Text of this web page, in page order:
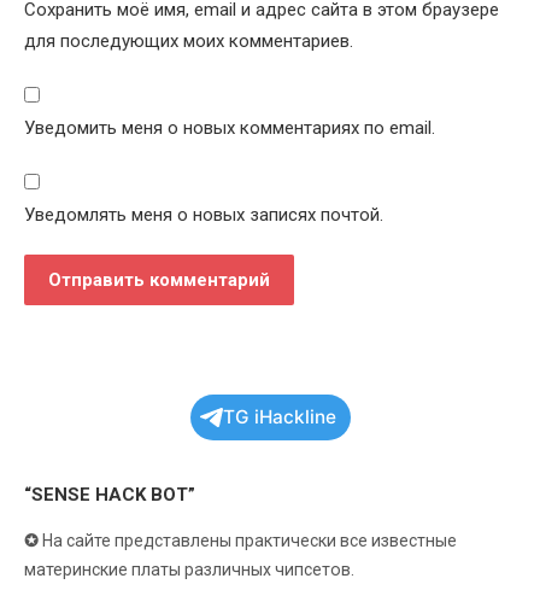
Сохранить моё имя, email и адрес сайта в этом браузере
для последующих моих комментариев.
Уведомить меня о новых комментариях по email.
Уведомлять меня о новых записях почтой.
TG iHackline
“SENSE HACK BOT”
✪ На сайте представлены практически все известные
материнские платы различных чипсетов.